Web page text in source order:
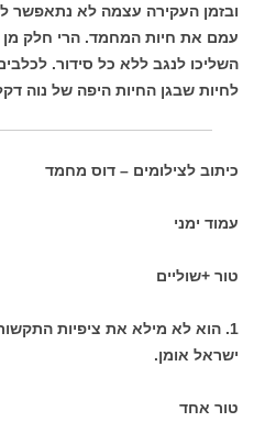
ובזמן העקירה עצמה לא נתאפשר
עמם את חיות המחמד. הרי חלק מן
השליכו לנגב ללא כל סידור.
לחיות שבגן החיות היפה של נוה
כיתוב לצילומים – דוס מחמד
עמוד ימני
טור +שוליים
1. הוא לא מילא את ציפיות
ישראל אומן.
טור אחד